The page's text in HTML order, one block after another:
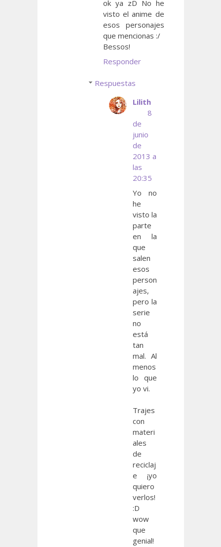
ok ya zD No he
visto el anime de
esos personajes
que mencionas :/
Bessos!
Responder
Respuestas
Lilith
8
de
junio
de
2013 a
las
20:35
Yo no
he
visto la
parte
en la
que
salen
esos
person
ajes,
pero la
serie
no
está
tan
mal. Al
menos
lo que
yo vi.
Trajes
con
materi
ales
de
reciclaj
e ¡yo
quiero
verlos!
:D
wow
que
genial!